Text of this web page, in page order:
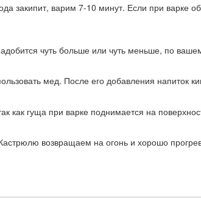
закипит, варим 7-10 минут. Если при варке
чуть больше или чуть меньше, по
мед. После его добавления напиток
гуща при варке поднимается на
возвращаем на огонь и хорошо